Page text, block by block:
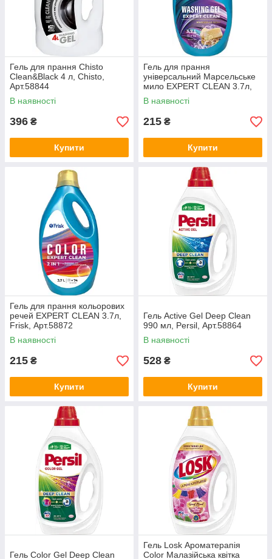
Гель для прання Chisto
Clean&Black 4 л, Chisto,
Арт.58844
В наявності
396 ₴
Купити
Гель для прання
універсальний Марсельське
мило EXPERT CLEAN 3.7л,
Frisk, Арт.58870
В наявності
215 ₴
Купити
Гель для прання кольорових
речей EXPERT CLEAN 3.7л,
Frisk, Арт.58872
В наявності
215 ₴
Купити
Гель Active Gel Deep Clean
990 мл, Persil, Арт.58864
В наявності
528 ₴
Купити
Гель Color Gel Deep Clean
Гель Losk Ароматерапія
Color Малазійська квітка